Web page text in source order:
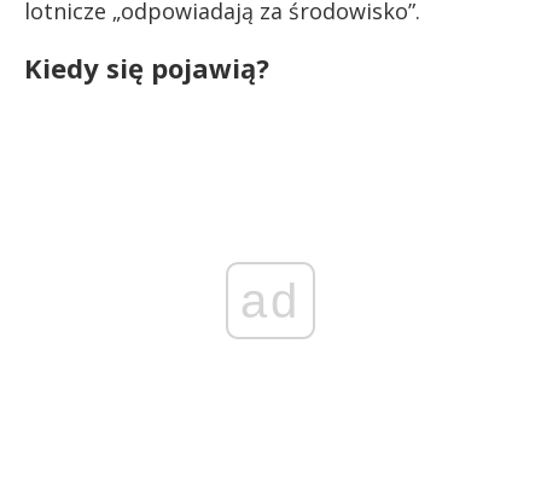
lotnicze „odpowiadają za środowisko”.
Kiedy się pojawią?
ad